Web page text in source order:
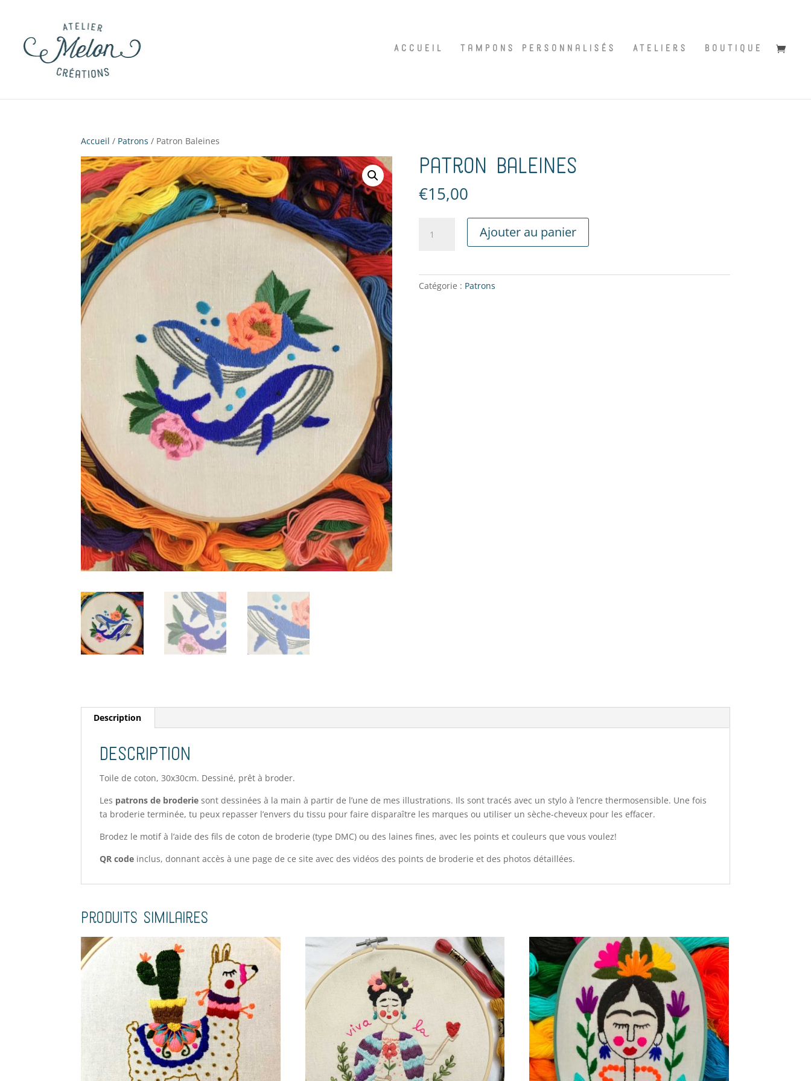
Accueil Tampons Personnalisés Ateliers Boutique
Accueil / Patrons / Patron Baleines
Patron Baleines
€15,00
Ajouter au panier
Catégorie : Patrons
Description
Description
Toile de coton, 30x30cm. Dessiné, prêt à broder.
Les patrons de broderie sont dessinées à la main à partir de l’une de mes illustrations. Ils sont tracés avec un stylo à l’encre thermosensible. Une fois
ta broderie terminée, tu peux repasser l’envers du tissu pour faire disparaître les marques ou utiliser un sèche-cheveux pour les effacer.
Brodez le motif à l’aide des fils de coton de broderie (type DMC) ou des laines fines, avec les points et couleurs que vous voulez!
QR code inclus, donnant accès à une page de ce site avec des vidéos des points de broderie et des photos détaillées.
Produits similaires